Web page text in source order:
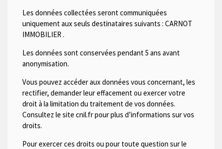
Les données collectées seront communiquées
uniquement aux seuls destinataires suivants : CARNOT
IMMOBILIER .
Les données sont conservées pendant 5 ans avant
anonymisation.
Vous pouvez accéder aux données vous concernant, les
rectifier, demander leur effacement ou exercer votre
droit à la limitation du traitement de vos données.
Consultez le site cnil.fr pour plus d’informations sur vos
droits.
Pour exercer ces droits ou pour toute question sur le